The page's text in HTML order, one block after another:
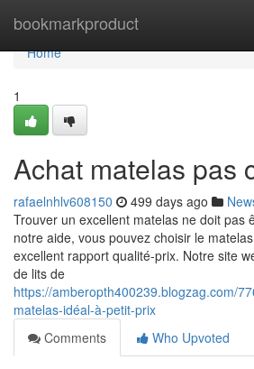
bookmarkproduct
Home
Home
1
Achat matelas pas
rafaelnhlv608150 499 days ago
Trouver un excellent matelas ne doit pas
notre aide, vous pouvez choisir le
excellent rapport qualité-prix. Notre site
de lits de
https://amberopth400239.blogzag.com/
matelas-idéal-à-petit-prix
Comments
Who Upvoted